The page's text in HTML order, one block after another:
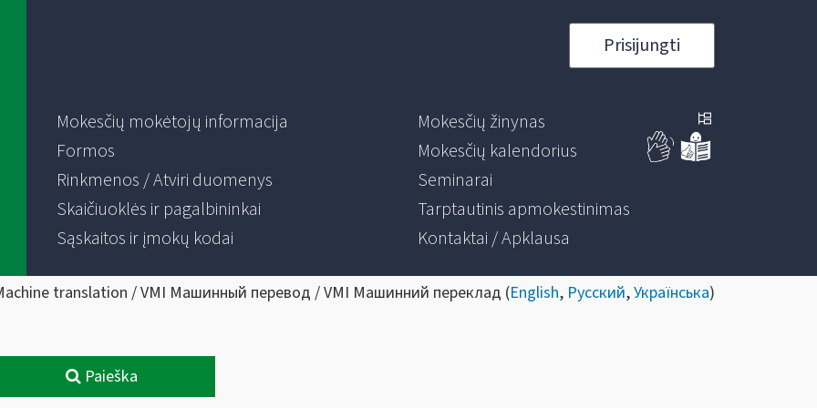
Prisijungti
Mokesčių mokėtojų informacija
Formos
Rinkmenos / Atviri duomenys
Skaičiuoklės ir pagalbininkai
Sąskaitos ir įmokų kodai
Mokesčių žinynas
Mokesčių kalendorius
Seminarai
Tarptautinis apmokestinimas
Kontaktai / Apklausa
translation / VMI Машинный перевод / VMI Машинний переклад (English, Русский,Українська)
Paieška